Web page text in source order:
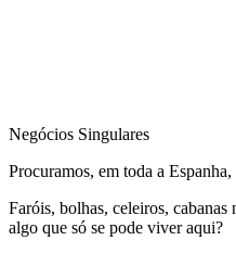
Negócios Singulares
Procuramos, em toda a
Faróis, bolhas, celeiros,
algo que só se pode viver aqui?